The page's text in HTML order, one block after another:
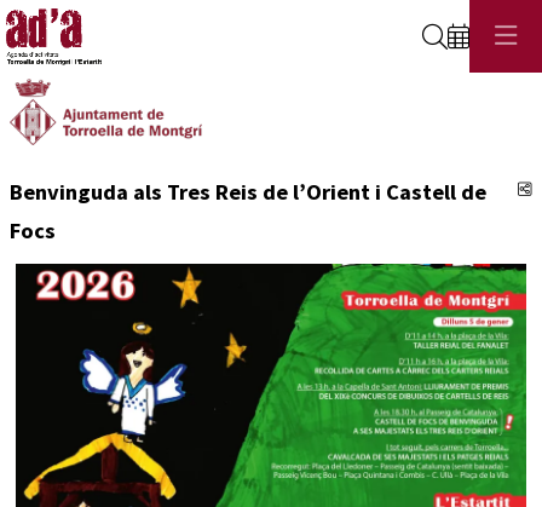
Cerca
Benvinguda als Tres Reis de l’Orient i Castell de
Focs